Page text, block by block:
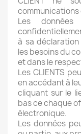
communications
Les données
à sa
les besoins du
et dans le
Les CLIENTS
en accédant à
cliquant sur le
bas ce chaque
électronique.
Les données